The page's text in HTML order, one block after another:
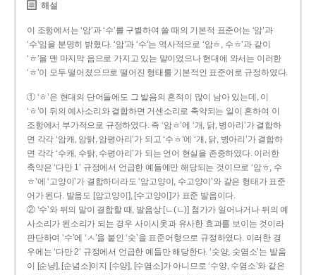
해설
이 조항에서는 ‘암’과 ‘수’를 구별하여 쓸 때의 기본적 표준어는 ‘암’과
‘수’임을 분명히 밝혔다. ‘암’과 ‘수’는 역사적으로 ‘암ㅎ, 수ㅎ’과 같이
‘ㅎ’을 맨 마지막 음으로 가지고 있는 말이었으나 현대에 와서는 이러한
‘ㅎ’이 모두 떨어졌으므로 떨어진 형태를 기본적인 표준어로 규정하였다.
① ‘ㅎ’은 현대의 단어들에도 그 발음의 흔적이 많이 남아 있는데, 이
‘ㅎ’이 뒤의 예사소리와 결합하면 거센소리로 축약되는 일이 흔하여 이
조항에서 부가적으로 규정하였다. 즉 ‘암ㅎ’에 ‘개, 닭, 병아리’가 결합하
면 각각 ‘암캐, 암탉, 암평아리’가 되고 ‘수ㅎ’에 ‘개, 닭, 병아리’가 결합하
면 각각 ‘수캐, 수탉, 수평아리’가 되는 언어 현실을 존중하였다. 이러한
축약은 ‘다만 1’ 규정에서 언급한 예들에만 해당되는 것이므로 ‘암ㅎ, 수
ㅎ’에 ‘고양이’가 결합하더라도 ‘암고양이, 수고양이’와 같은 형태가 표준
어가 된다. 발음도 [암고양이], [수고양이]가 표준 발음이다.
② ‘수’와 뒤의 말이 결합할 때, 발음상 [ㄴ(ㄴ)] 첨가가 일어나거나 뒤의 예
사소리가 된소리가 되는 경우 사이시옷과 유사한 효과를 보이는 것이라
판단하여 ‘수’에 ‘ㅅ’을 붙인 ‘숫’을 표준어형으로 규정하였다. 이러한 경
우에는 ‘다만 2’ 규정에서 언급한 예들만 해당한다. ‘숫양, 숫염소’는 발음
이 [순냥], [순념소]이지 [수양], [수염소]가 아니므로 ‘수양, 수염소’와 같은